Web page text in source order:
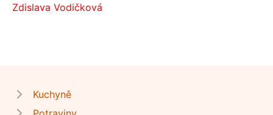
Zdislava Vodičková
Kuchyně